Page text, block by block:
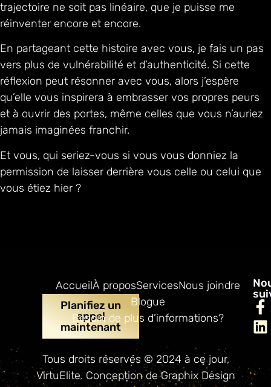
trajectoire ne soit pas linéaire, que je puisse me
réinventer encore et encore.
En partageant cette histoire avec vous, je fais un pas
vers plus de vulnérabilité et d’authenticité. Si cette
réflexion peut résonner avec vous, alors j’espère
qu’elle vous inspirera à embrasser vos propres peurs
et à ouvrir des portes, même celles que vous n’auriez
jamais imaginées franchir.
Et vous, qui seriez-vous si vous vous donniez la
permission de laisser derrière vous celle ou celui que
vous étiez hier ?
Planifiez un
appel
maintenant
AccueilÀ proposServicesNous joindre
Blogue
Besoin de plus d’informations?
Tous droits réservés © 2024 à ce jour,
VirtuElite. Conception deGraphix Design